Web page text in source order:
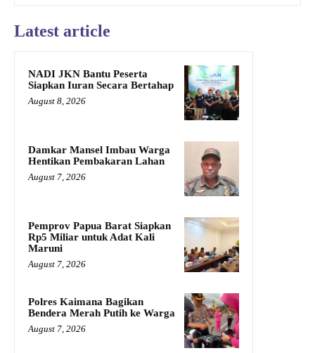
Latest article
NADI JKN Bantu Peserta
Siapkan Iuran Secara Bertahap
August 8, 2026
Damkar Mansel Imbau Warga
Hentikan Pembakaran Lahan
August 7, 2026
Pemprov Papua Barat Siapkan
Rp5 Miliar untuk Adat Kali
Maruni
August 7, 2026
Polres Kaimana Bagikan
Bendera Merah Putih ke Warga
August 7, 2026